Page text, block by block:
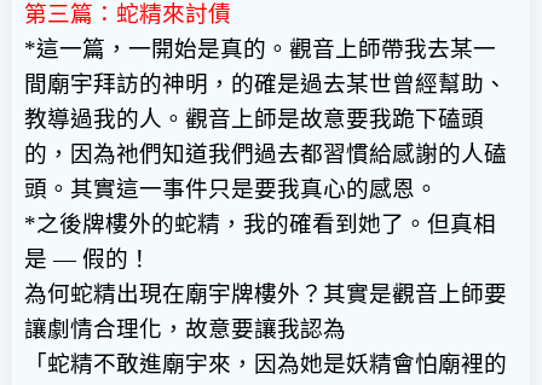
第三篇：蛇精來討債
*這一篇，一開始是真的。觀音上師帶我去某一
間廟宇拜訪的神明，的確是過去某世曾經幫助、
教導過我的人。觀音上師是故意要我跪下磕頭
的，因為祂們知道我們過去都習慣給感謝的人磕
頭。其實這一事件只是要我真心的感恩。
*之後牌樓外的蛇精，我的確看到她了。但真相
是 —假的！
為何蛇精出現在廟宇牌樓外？其實是觀音上師要
讓劇情合理化，故意要讓我認為
「蛇精不敢進廟宇來，因為她是妖精會怕廟裡的